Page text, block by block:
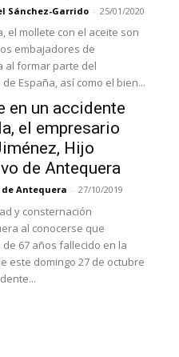
Sánchez-Garrido - 25/01/2020
el mollete con el aceite son
embajadores de
al formar parte del
España, así como el bien...
en un accidente
el empresario
Hijo
de Antequera
de Antequera - 27/10/2019
y consternación
al conocerse que
67 años fallecido en la
este domingo 27 de octubre